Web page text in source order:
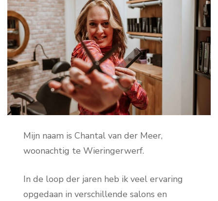
Mijn naam is Chantal van der Meer,
woonachtig te Wieringerwerf.
In de loop der jaren heb ik veel ervaring
opgedaan in verschillende salons en